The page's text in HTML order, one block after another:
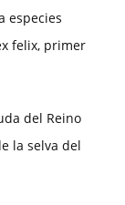
especies
felix, primer
del Reino
la selva del